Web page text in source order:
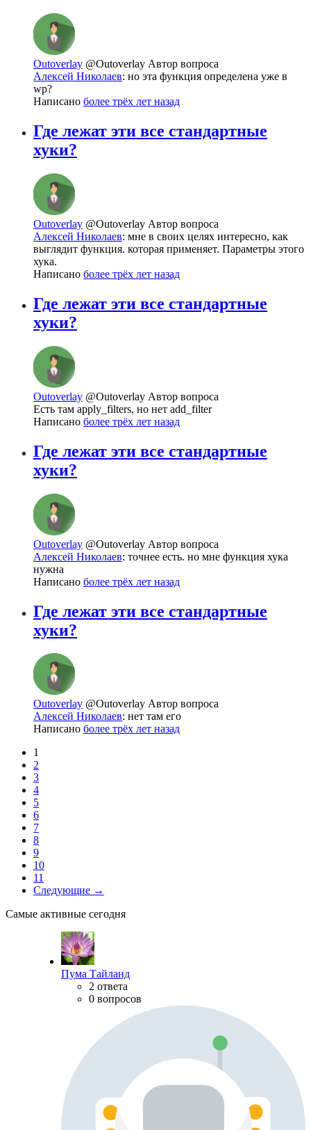
Outoverlay @Outoverlay Автор вопроса
Алексей Николаев: но эта функция определена уже в
wp?
Написано более трёх лет назад
Где лежат эти все стандартные
хуки?
Outoverlay @Outoverlay Автор вопроса
Алексей Николаев: мне в своих целях интересно, как
выглядит функция. которая применяет. Параметры этого
хука.
Написано более трёх лет назад
Где лежат эти все стандартные
хуки?
Outoverlay @Outoverlay Автор вопроса
Есть там apply_filters, но нет add_filter
Написано более трёх лет назад
Где лежат эти все стандартные
хуки?
Outoverlay @Outoverlay Автор вопроса
Алексей Николаев: точнее есть. но мне функция хука
нужна
Написано более трёх лет назад
Где лежат эти все стандартные
хуки?
Outoverlay @Outoverlay Автор вопроса
Алексей Николаев: нет там его
Написано более трёх лет назад
1
2
3
4
5
6
7
8
9
10
11
Следующие →
Самые активные сегодня
Пума Тайланд
2 ответа
0 вопросов